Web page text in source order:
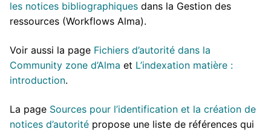
les notices bibliographiques dans la Gestion des
ressources (Workflows Alma).
Voir aussi la page Fichiers d’autorité dans la
Community zone d’Alma et L’indexation matière :
introduction.
La page Sources pour l’identification et la création de
notices d’autorité propose une liste de références qui